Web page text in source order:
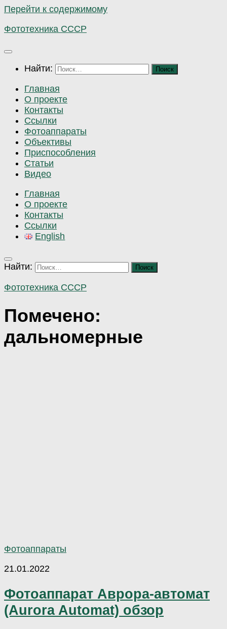
Перейти к содержимому
Фототехника СССР
Найти:
Главная
О проекте
Контакты
Ссылки
Фотоаппараты
Объективы
Приспособления
Статьи
Видео
Главная
О проекте
Контакты
Ссылки
English
Найти:
Фототехника СССР
Помечено:
дальномерные
Фотоаппараты
21.01.2022
Фотоаппарат Аврора-автомат
(Aurora Automat) обзор